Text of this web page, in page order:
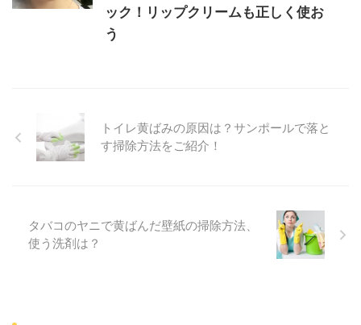
ック！リップクリームも正しく使お
う
トイレ黄ばみの原因は？サンポールで落と
す掃除方法をご紹介！
タバコのヤニで黄ばんだ壁紙の掃除方法、
使う洗剤は？